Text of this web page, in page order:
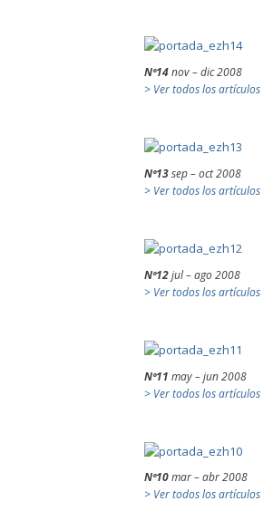
Nº14nov – dic 2008
> Ver todos los artículos
Nº13sep – oct 2008
> Ver todos los artículos
Nº12jul – ago 2008
> Ver todos los artículos
Nº11 may – jun 2008
> Ver todos los artículos
Nº10mar – abr 2008
> Ver todos los artículos